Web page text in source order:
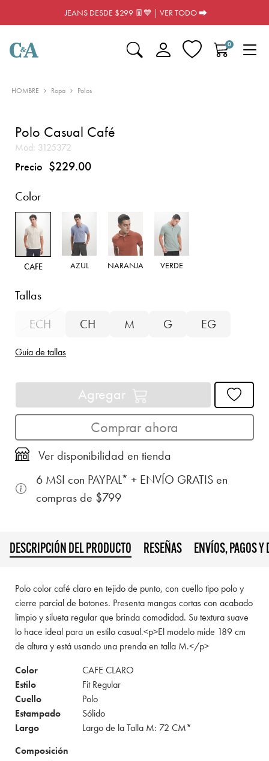
JEANS DESDE $299 👖💙 | VER TODO ⮕
0
HOMBRE Ropa Polos
Polo Casual Café
Mod: 3125372
Precio $229.00
Color
CAFE AZUL NARANJA VERDE
Tallas
ECH
CH M G EG
Guía de tallas
Agregar
Comprar ahora
Ver disponibilidad en tienda
6 MSI con PAYPAL* + ENVÍO GRATIS en
compras de $799
DESCRIPCIÓN DEL PRODUCTO RESEÑAS ENVÍOS, PAGOS Y
Polo color café claro en tejido de punto, con cuello tipo polo y
cierre parcial de botones. Presenta mangas cortas con acabado
limpio y silueta regular que brinda comodidad. Su textura suave
lo hace ideal para un estilo casual.<p>El modelo mide 189 cm
de altura y está usando una prenda en talla M.</p>
Color
CAFE CLARO
Estilo
Fit Regular
Cuello
Polo
Estampado
Sólido
Largo
Largo de la Talla M: 72 CM*
Composición